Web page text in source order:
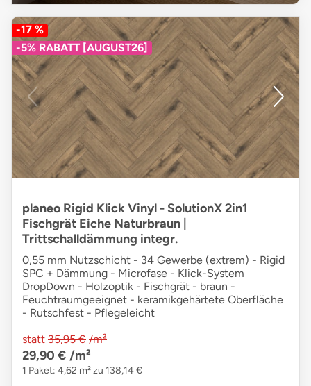
-17 %
-5% RABATT [AUGUST26]
planeo Rigid Klick Vinyl - SolutionX 2in1
Fischgrät Eiche Naturbraun |
Trittschalldämmung integr.
0,55 mm Nutzschicht - 34 Gewerbe (extrem) - Rigid
SPC + Dämmung - Microfase - Klick-System
DropDown - Holzoptik - Fischgrät - braun -
Feuchtraumgeeignet - keramikgehärtete Oberfläche
- Rutschfest - Pflegeleicht
statt 35,95 € /m²
29,90 € /m²
1 Paket: 4,62 m² zu 138,14 €